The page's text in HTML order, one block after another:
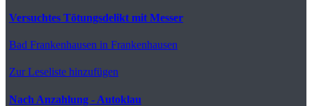
Versuchtes Tötungsdelikt mit Messer
Bad Frankenhausen in Frankenhausen
Zur Leseliste hinzufügen
Nach Anzahlung - Autoklau